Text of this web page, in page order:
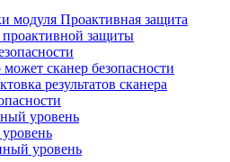
модуля Проактивная защита
защиты
может сканер безопасности
результатов сканера
уровень
уровень